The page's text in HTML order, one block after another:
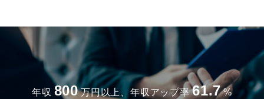
年収 800 万円以上、年収アップ率 61.7 %